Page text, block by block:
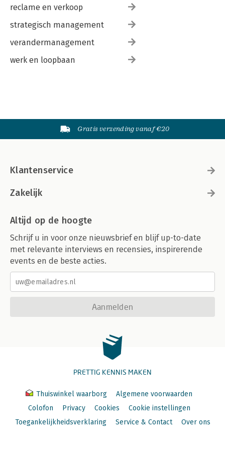
Over de auteurs 155
reclame en verkoop
strategisch management
verandermanagement
werk en loopbaan
Gratis verzending vanaf €20
Klantenservice
Zakelijk
Altijd op de hoogte
Schrijf u in voor onze nieuwsbrief en blijf up-to-date
met relevante interviews en recensies, inspirerende
events en de beste acties.
Aanmelden
PRETTIG KENNIS MAKEN
Thuiswinkel waarborg
Algemene voorwaarden
Colofon
Privacy Cookies
Cookie instellingen
Toegankelijkheidsverklaring
Service & Contact Over ons